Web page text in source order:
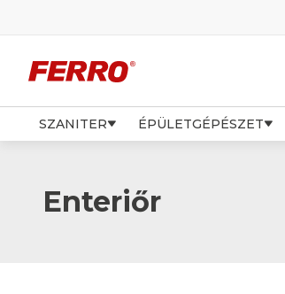
SZANITER ÉPÜLETGÉPÉSZET
Enteriőr